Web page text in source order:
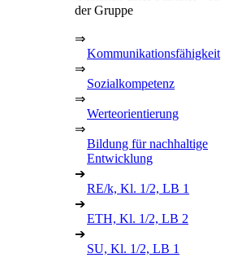
der Gruppe
⇒
Kommunikationsfähigkeit
⇒
Sozialkompetenz
⇒
Werteorientierung
⇒
Bildung für nachhaltige
Entwicklung
➔
RE/k, Kl. 1/2, LB 1
➔
ETH, Kl. 1/2, LB 2
➔
SU, Kl. 1/2, LB 1